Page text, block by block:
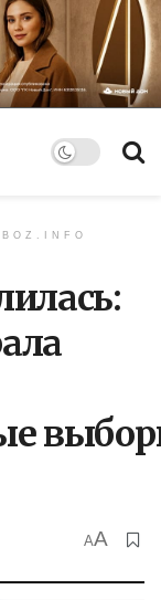
AA